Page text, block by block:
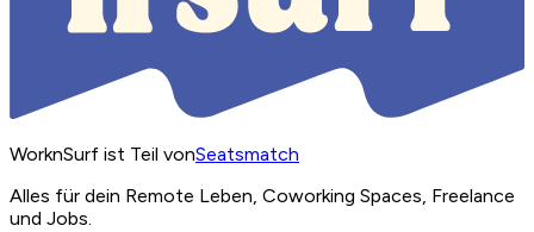
WorknSurf ist Teil vonSeatsmatch
Alles für dein Remote Leben, Coworking Spaces, Freelance
und Jobs.